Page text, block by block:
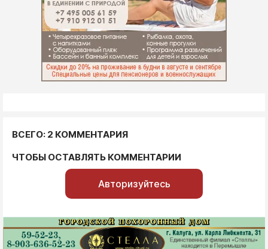
ВСЕГО: 2 КОММЕНТАРИЯ
ЧТОБЫ ОСТАВЛЯТЬ КОММЕНТАРИИ
Авторизуйтесь